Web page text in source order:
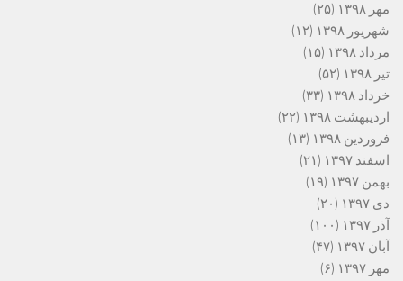
مهر ۱۳۹۸
(۲۵)
شهریور ۱۳۹۸
(۱۲)
مرداد ۱۳۹۸
(۱۵)
تیر ۱۳۹۸
(۵۲)
خرداد ۱۳۹۸
(۳۳)
اردیبهشت ۱۳۹۸
(۲۲)
فروردین ۱۳۹۸
(۱۳)
اسفند ۱۳۹۷
(۲۱)
بهمن ۱۳۹۷
(۱۹)
دی ۱۳۹۷
(۲۰)
آذر ۱۳۹۷
(۱۰۰)
آبان ۱۳۹۷
(۴۷)
مهر ۱۳۹۷
(۶)